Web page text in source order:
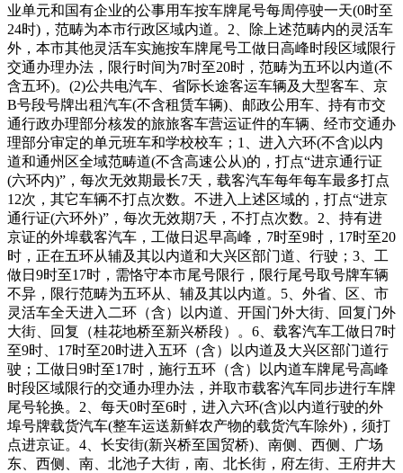
业单元和国有企业的公事用车按车牌尾号每周停驶一天(0时至
24时)，范畴为本市行政区域内道。2、除上述范畴内的灵活车
外，本市其他灵活车实施按车牌尾号工做日高峰时段区域限行
交通办理办法，限行时间为7时至20时，范畴为五环以内道(不
含五环)。(2)公共电汽车、省际长途客运车辆及大型客车、京
B号段号牌出租汽车(不含租赁车辆)、邮政公用车、持有市交
通行政办理部分核发的旅旅客车营运证件的车辆、经市交通办
理部分审定的单元班车和学校校车；1、进入六环(不含)以内
道和通州区全域范畴道(不含高速公从)的，打点“进京通行证
(六环内)”，每次无效期最长7天，载客汽车每年每车最多打点
12次，其它车辆不打点次数。不进入上述区域的，打点“进京
通行证(六环外)”，每次无效期7天，不打点次数。2、持有进
京证的外埠载客汽车，工做日迟早高峰，7时至9时，17时至20
时，正在五环从辅及其以内道和大兴区部门道、行驶；3、工
做日9时至17时，需恪守本市尾号限行，限行尾号取号牌车辆
不异，限行范畴为五环从、辅及其以内道。5、外省、区、市
灵活车全天进入二环（含）以内道、开国门外大街、回复门外
大街、回复（桂花地桥至新兴桥段）。6、载客汽车工做日7时
至9时、17时至20时进入五环（含）以内道及大兴区部门道行
驶；工做日9时至17时，施行五环（含）以内道车牌尾号高峰
时段区域限行的交通办理办法，并取市载客汽车同步进行车牌
尾号轮换。2、每天0时至6时，进入六环(含)以内道行驶的外
埠号牌载货汽车(整车运送新鲜农产物的载货汽车除外)，须打
点进京证。4、长安街(新兴桥至国贸桥)、南侧、西侧、广场
东、西侧、南、北池子大街，南、北长街，府左街、王府井大